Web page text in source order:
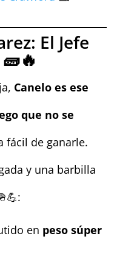
El Jefe
Canelo es ese
que no se
fácil de ganarle.
y una barbilla
en peso súper